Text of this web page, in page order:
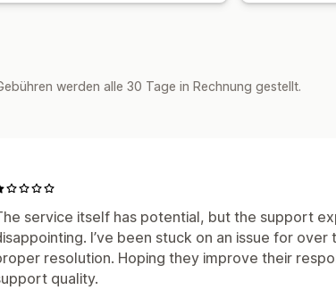
werden alle 30 Tage in Rechnung gestellt.
service itself has potential, but the support
I’ve been stuck on an issue for
resolution. Hoping they improve their
quality.